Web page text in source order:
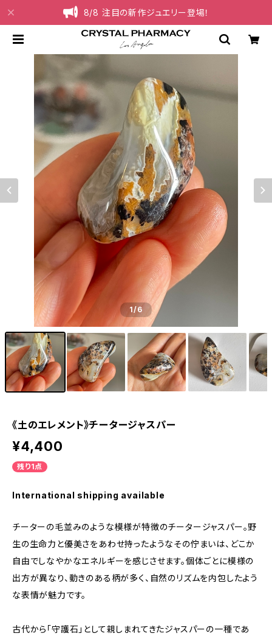
8/8 注目の新作ジュエリー登場！
1/6
《土のエレメント》チータージャスパー
¥4,400
残り1点
International shipping available
チーターの毛並みのような模様が特徴のチータージャスパー。野
生の生命力と優美さをあわせ持ったようなその佇まいは、どこか
自由でしなやかなエネルギーを感じさせます。個体ごとに模様の
出方が異なり、動きのある柄が多く、自然のリズムを内包したよう
な表情が魅力です。
古代から「守護石」として親しまれてきたジャスパーの一種であ